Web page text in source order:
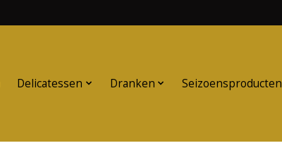
Delicatessen Dranken Seizoensproducten